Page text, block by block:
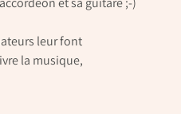
leur font
la musique,